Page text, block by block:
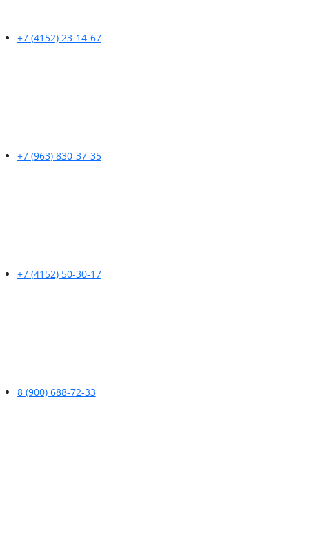
+7 (4152) 23-14-67
+7 (963) 830-37-35
+7 (4152) 50-30-17
8 (900) 688-72-33